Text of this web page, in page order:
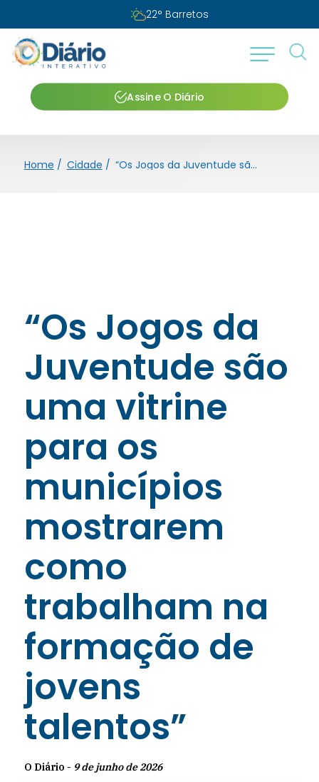
Sábado, 08 de agosto de 2026
Assine O Diário
Home / Cidade / “Os Jogos da Juventude são uma vitrine para os municípios mostrarem como trabalham na formação de jovens talentos”
“Os Jogos da
Juventude são
uma vitrine
para os
municípios
mostrarem
como
trabalham na
formação de
jovens
talentos”
O Diário - 9 de junho de 2026